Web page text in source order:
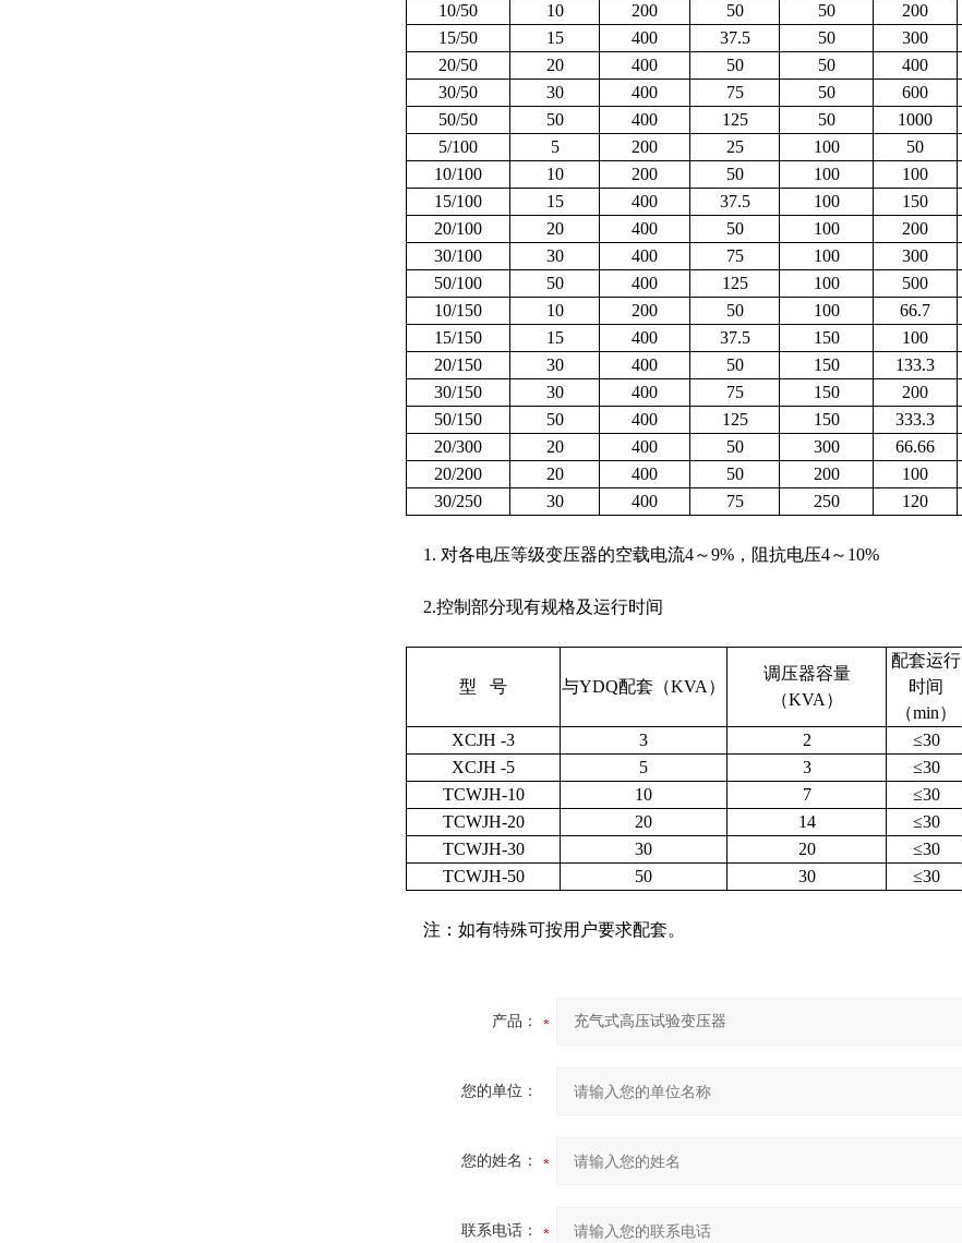
10/50
10 200 50 50 200
15/50
15 400 37.5 50 300
20/50
20 400 50 50 400
30/50
30 400 75 50 600
50/50
50 400 125 50 1000
5/100
5 200 25 100 50
10/100
10 200 50 100 100
15/100
15 400 37.5 100 150
20/100
20 400 50 100 200
30/100
30 400 75 100 300
50/100
50 400 125 100 500
10/150
10 200 50 100 66.7
15/150
15 400 37.5 150 100
20/150
30 400 50 150 133.3
30/150
30 400 75 150 200
50/150
50 400 125 150 333.3
20/300
20 400 50 300 66.66
20/200
20 400 50 200 100
30/250
30 400 75 250 120
1. 对各电压等级变压器的空载电流4～9%，阻抗电压4～10%
2.控制部分现有规格及运行时间
型 号 与YDQ配套（KVA）
调压器容量
（KVA）
配套运行
时间
（min）
XCJH -3
3 2
≤30
XCJH -5
5 3
≤30
TCWJH-10
10 7
≤30
TCWJH-20
20 14
≤30
TCWJH-30
30 20
≤30
TCWJH-50
50 30 ≤30
注：如有特殊可按用户要求配套。
产品：
您的单位：
您的姓名：
联系电话：